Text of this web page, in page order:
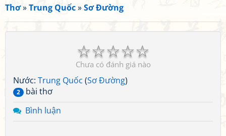
Thơ»Trung Quốc»Sơ Đường
☆
☆
☆
☆
☆
Chưa có đánh giá nào
Nước: Trung Quốc (Sơ Đường)
2
bài thơ
Bình luận